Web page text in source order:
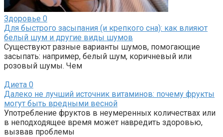
Здоровье 0
Для быстрого засыпания (и крепкого сна): как влияют
белый шум и другие виды шумов
Существуют разные варианты шумов, помогающие
засыпать: например, белый шум, коричневый или
розовый шумы. Чем
Диета 0
Далеко не лучший источник витаминов: почему фрукты
могут быть вредными весной
Употребление фруктов в неумеренных количествах или
в неподходящее время может навредить здоровью,
вызвав проблемы